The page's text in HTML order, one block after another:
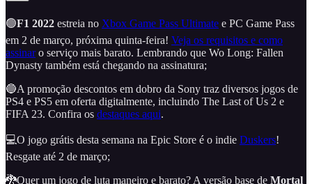
🟢F1 2022 estreia no Xbox Game Pass Ultimate e PC Game Pass
em 2 de março, próxima quinta-feira! Veja os requisitos e como
assinaro serviço mais barato. Lembrando que Wo Long: Fallen
Dynasty também está chegando na assinatura;
🔵A promoção descontos em dobro da Sony traz diversos jogos de
PS4 e PS5 em oferta digitalmente, incluindo The Last of Us 2 e
FIFA 23. Confira os destaques aqui.
💻O jogo grátis desta semana na Epic Store é o indie Duskers!
Resgate até 2 de março;
🐉Quer um jogo de luta maneiro e barato? A versão base de Mortal